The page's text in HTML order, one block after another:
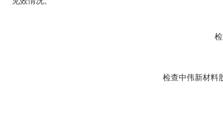
检查中伟新材料